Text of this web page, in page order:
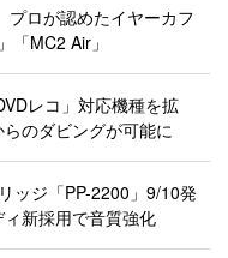
プロが認めたイヤーカフ
「MC2 Air」
レコ」対応機種を拡
のダビングが可能に
ッジ「PP-2200」9/10発
新採用で音質強化